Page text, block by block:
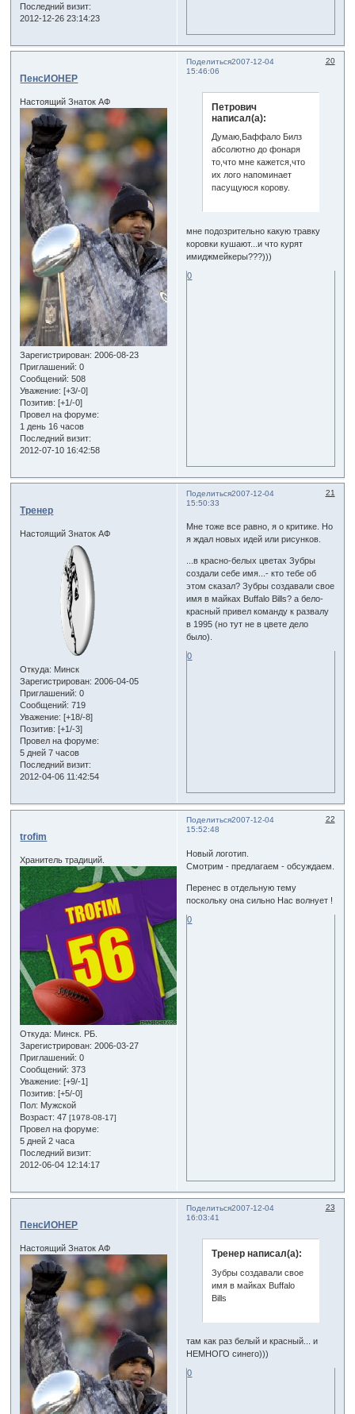
Последний визит:
2012-12-26 23:14:23
Поделиться 20
2007-12-04
15:46:06
ПенсИОНЕР
Настоящий Знаток АФ
Зарегистрирован: 2006-08-23
Приглашений: 0
Сообщений: 508
Уважение: [+3/-0]
Позитив: [+1/-0]
Провел на форуме:
1 день 16 часов
Последний визит:
2012-07-10 16:42:58
Петрович
написал(а):
Думаю,Баффало Билз
абсолютно до фонаря
то,что мне кажется,что
их лого напоминает
пасущуюся корову.
мне подозрительно какую травку
коровки кушают...и что курят
имиджмейкеры???)))
0
Поделиться 21
2007-12-04
15:50:33
Тренер
Настоящий Знаток АФ
Откуда: Минск
Зарегистрирован: 2006-04-05
Приглашений: 0
Сообщений: 719
Уважение: [+18/-8]
Позитив: [+1/-3]
Провел на форуме:
5 дней 7 часов
Последний визит:
2012-04-06 11:42:54
Мне тоже все равно, я о критике. Но
я ждал новых идей или рисунков.
...в красно-белых цветах Зубры
создали себе имя...- кто тебе об
этом сказал? Зубры создавали свое
имя в майках Buffalo Bills? а бело-
красный привел команду к развалу
в 1995 (но тут не в цвете дело
было).
0
Поделиться 22
2007-12-04
15:52:48
trofim
Хранитель традиций.
Откуда: Минск. РБ.
Зарегистрирован: 2006-03-27
Приглашений: 0
Сообщений: 373
Уважение: [+9/-1]
Позитив: [+5/-0]
Пол: Мужской
Возраст: 47[1978-08-17]
Провел на форуме:
5 дней 2 часа
Последний визит:
2012-06-04 12:14:17
Новый логотип.
Смотрим - предлагаем - обсуждаем.
Перенес в отдельную тему
поскольку она сильно Нас волнует !
0
Поделиться 23
2007-12-04
16:03:41
ПенсИОНЕР
Настоящий Знаток АФ Тренер написал(а):
Зубры создавали свое
имя в майках Buffalo
Bills
там как раз белый и красный... и
НЕМНОГО синего)))
0